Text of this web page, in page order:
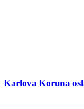
Karlova Koruna